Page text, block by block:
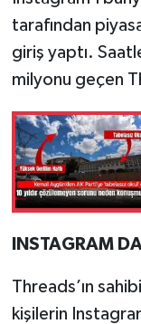
tarafından
giriş yaptı.
milyonu geçen
INSTAGRAM
Threads’ın
kişilerin